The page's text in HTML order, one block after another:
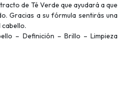
de Té Verde que ayudará a que
Gracias a su fórmula sentirás una
– Definición – Brillo – Limpieza